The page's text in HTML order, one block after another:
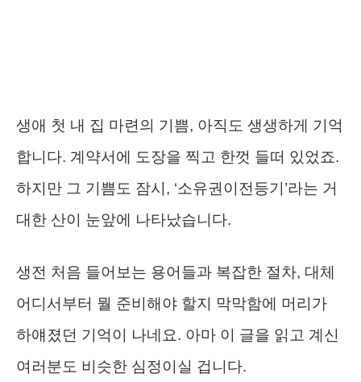
생애 첫 내 집 마련의 기쁨, 아직도 생생하게 기억
합니다. 계약서에 도장을 찍고 한껏 들떠 있었죠.
하지만 그 기쁨도 잠시, ‘소유권이전등기’라는 거
대한 산이 눈앞에 나타났습니다.
생전 처음 들어보는 용어들과 복잡한 절차, 대체
어디서부터 뭘 준비해야 할지 막막함에 머리가
하얘졌던 기억이 나네요. 아마 이 글을 읽고 계신
여러분도 비슷한 심정이실 겁니다.